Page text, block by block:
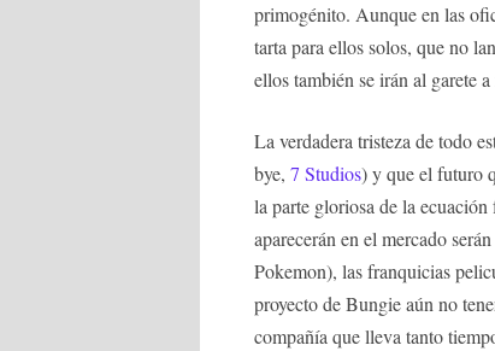
primogénito. Aunque en las
tarta para ellos solos, que no
ellos también se irán al garete
La verdadera tristeza de todo
bye, 7 Studios) y que el futuro
la parte gloriosa de la
aparecerán en el mercado
Pokemon), las franquicias
proyecto de Bungie aún no
compañía que lleva tanto